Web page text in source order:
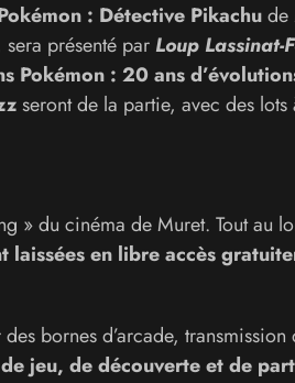
: Détective Pikachude
présenté par Loup Lassinat-
Pokémon : 20 ans
seront de la partie, avec des lots
» du cinéma de Muret. Tout au
laissées en libre accès
bornes d’arcade, transmission
jeu, de découverte et de